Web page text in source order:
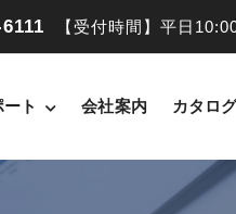
【受付時間】平日
ト 会社案内 カタロ